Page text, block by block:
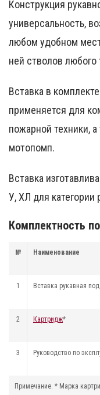
Конструкция
универсальность,
любом удобном
ней стволов любого
Вставка в
применяется для
пожарной техники,
мотопомп.
Вставка
У, ХЛ для
Комплектность
№ Наименование
1 Вставка рукавная
2 Картридж*
3 Руководство по
Примечание. * Марка